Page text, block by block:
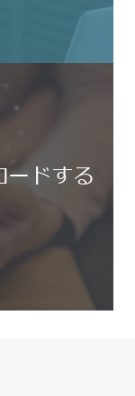
ードする